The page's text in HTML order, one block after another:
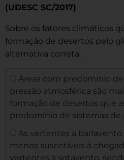
(UDESC SC/2017)
Sobre os fatores climáticos
formação de desertos pelo
alternativa correta.
Áreas com predomínio
pressão atmosférica são
formação de desertos que
predomínio de sistemas de
As vertentes a barlavento
menos suscetíveis à
vertentes a sotavento,